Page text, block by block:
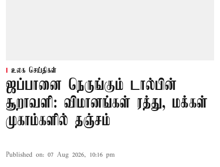
உலக செய்திகள்
ஜப்பானை நெருங்கும் டால்பின்
சூறாவளி: விமானங்கள் ரத்து, மக்கள்
முகாம்களில் தஞ்சம்
Published on: 07 Aug 2026, 10:16 pm